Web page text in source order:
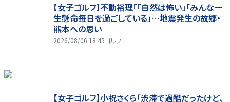
【女子ゴルフ】不動裕理「「自然は怖い」「みんな一
生懸命毎日を過ごしている」…地震発生の故郷・
熊本への思い
2026/08/06 18:45ゴルフ
【女子ゴルフ】小祝さくら「渋滞で過酷だったけど、